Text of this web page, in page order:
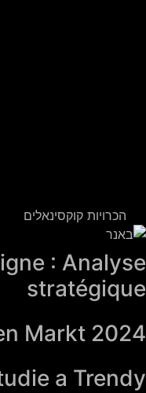
הכרויות קוקסינאלים
: Analyse
stratégique
Markt 2024
a Trendy